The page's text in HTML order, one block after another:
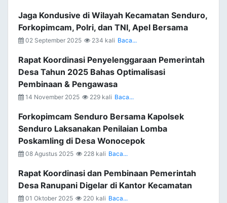
Jaga Kondusive di Wilayah Kecamatan Senduro,
Forkopimcam, Polri, dan TNI, Apel Bersama
02 September 2025 234 kali Baca...
Rapat Koordinasi Penyelenggaraan Pemerintah
Desa Tahun 2025 Bahas Optimalisasi
Pembinaan & Pengawasa
14 November 2025 229 kali Baca...
Forkopimcam Senduro Bersama Kapolsek
Senduro Laksanakan Penilaian Lomba
Poskamling di Desa Wonocepok
08 Agustus 2025 228 kali Baca...
Rapat Koordinasi dan Pembinaan Pemerintah
Desa Ranupani Digelar di Kantor Kecamatan
01 Oktober 2025 220 kali Baca...